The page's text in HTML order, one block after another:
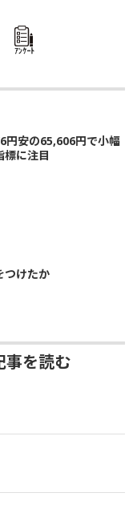
ｱﾝｹｰﾄ
円安の65,606円で小幅
に注目
つけたか
事を読む